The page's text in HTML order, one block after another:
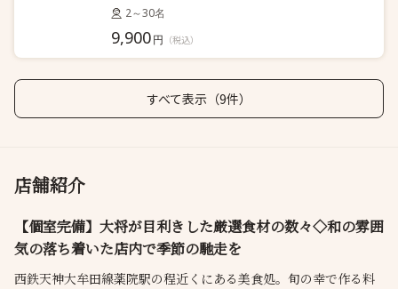
2～30名
9,900円 （税込）
すべて表示（9件）
店舗紹介
【個室完備】大将が目利きした厳選食材の数々◇和の雰囲
気の落ち着いた店内で季節の馳走を
西鉄天神大牟田線薬院駅の程近くにある美食処。旬の幸で作る料